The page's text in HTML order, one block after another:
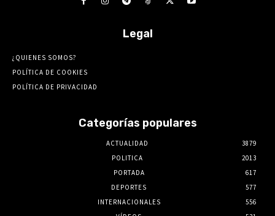
Legal
¿QUIENES SOMOS?
POLÍTICA DE COOKIES
POLÍTICA DE PRIVACIDAD
Categorías populares
ACTUALIDAD
3879
POLITICA
2013
PORTADA
617
DEPORTES
577
INTERNACIONALES
556